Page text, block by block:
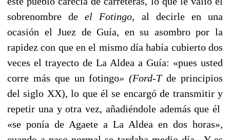
sobrenombre de el Fotingo, al decirle en una
ocasión el Juez de Guía, en su asombro por la
rapidez con que en el mismo día había cubierto dos
veces el trayecto de La Aldea a Guía: «pues usted
corre más que un fotingo» (Ford-Tde principios
del siglo XX), lo que él se encargó de transmitir y
repetir una y otra vez, añadiéndole además que él
«se ponía de Agaete a La Aldea en dos horas»,